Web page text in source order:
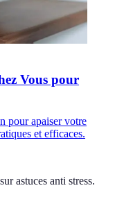
Vous pour
pour apaiser votre
et efficaces.
astuces anti stress.